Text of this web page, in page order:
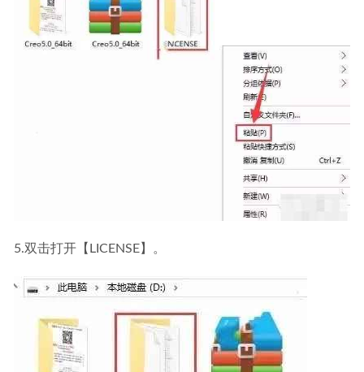
5.双击打开【LICENSE】。